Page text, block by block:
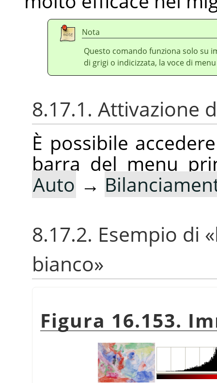
Nota
Questo comando funziona solo su
di grigi o indicizzata, la voce di
8.17.1. Attivazione
È possibile
barra del menu
Auto →
8.17.2. Esempio di «
bianco»
Figura 16.153.